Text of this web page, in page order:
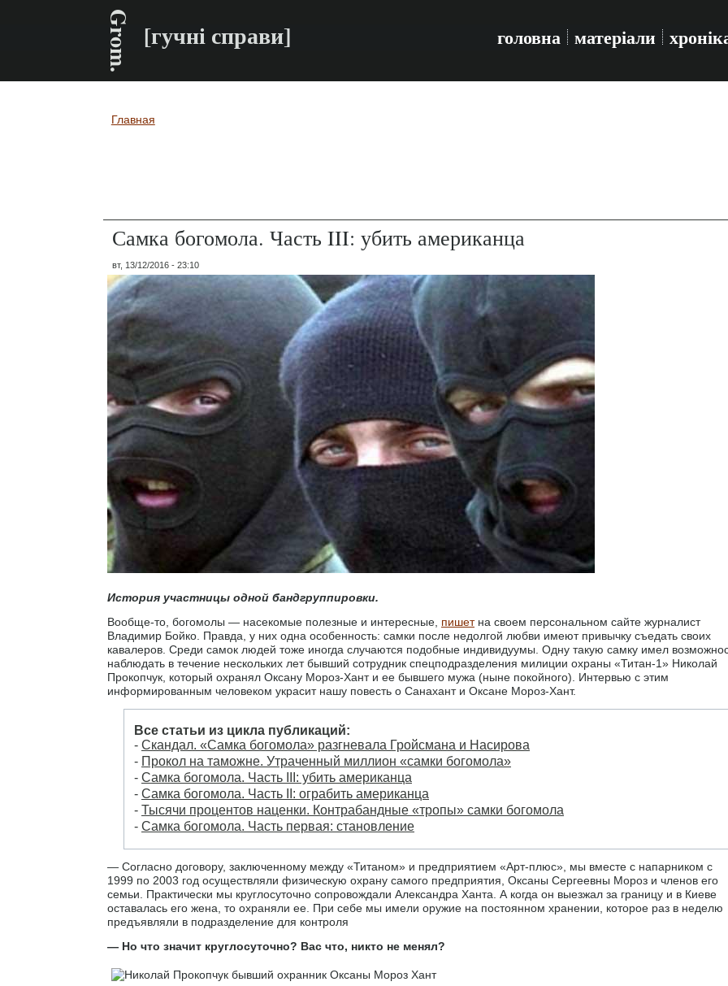
Grom. [гучні справи] головна матеріали
Вы здесь
Главная
Самка богомола. Часть III: убить американца
вт, 13/12/2016 - 23:10
История участницы одной бандгруппировки.
Вообще-то, богомолы — насекомые полезные и интересные, пишетна своем персональном сайте журналист
Владимир Бойко. Правда, у них одна особенность: самки после недолгой любви имеют привычку съедать своих
кавалеров. Среди самок людей тоже иногда случаются подобные индивидуумы. Одну такую самку имел
наблюдать в течение нескольких лет бывший сотрудник спецподразделения милиции охраны «Титан-1» Николай
Прокопчук, который охранял Оксану Мороз-Хант и ее бывшего мужа (ныне покойного). Интервью с этим
информированным человеком украсит нашу повесть о Санахант и Оксане Мороз-Хант.
Все статьи из цикла публикаций:
- Скандал. «Самка богомола» разгневала Гройсмана и Насирова
- Прокол на таможне. Утраченный миллион «самки богомола»
- Самка богомола. Часть III: убить американца
- Самка богомола. Часть II: ограбить американца
- Тысячи процентов наценки. Контрабандные «тропы» самки богомола
- Самка богомола. Часть первая: становление
— Согласно договору, заключенному между «Титаном» и предприятием «Арт-плюс», мы вместе с напарником с
1999 по 2003 год осуществляли физическую охрану самого предприятия, Оксаны Сергеевны Мороз и членов его
семьи. Практически мы круглосуточно сопровождали Александра Ханта. А когда он выезжал за границу и в Киеве
оставалась его жена, то охраняли ее. При себе мы имели оружие на постоянном хранении, которое раз в неделю
предъявляли в подразделение для контроля
— Но что значит круглосуточно? Вас что, никто не менял?